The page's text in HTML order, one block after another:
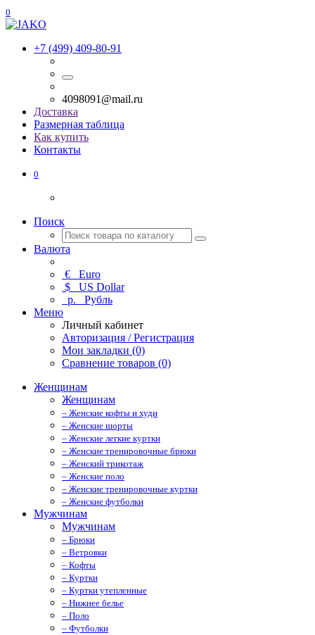
0
+7 (499) 409-80-91
4098091@mail.ru
Доставка
Размерная таблица
Как купить
Контакты
0
Поиск
Валюта
€ Euro
$ US Dollar
р. Рубль
Меню
Личный кабинет
Авторизация / Регистрация
Мои закладки (0)
Сравнение товаров (0)
Женщинам
Женщинам
– Женские кофты и худи
– Женские шорты
– Женские легкие куртки
– Женские тренировочные брюки
– Женский трикотаж
– Женские поло
– Женские тренировочные куртки
– Женские футболки
Мужчинам
Мужчинам
– Брюки
– Ветровки
– Кофты
– Куртки
– Куртки утепленные
– Нижнее белье
– Поло
– Футболки